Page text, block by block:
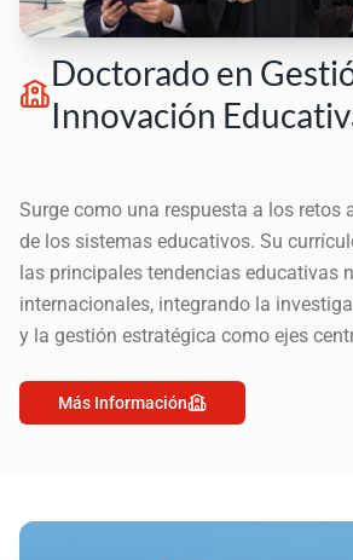
Doctorado en
Innovación
Surge como una respuesta a los retos
de los sistemas educativos. Su
las principales tendencias educativas
internacionales, integrando la
y la gestión estratégica como ejes
Más Información